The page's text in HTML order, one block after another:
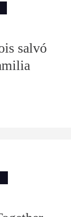
salvó